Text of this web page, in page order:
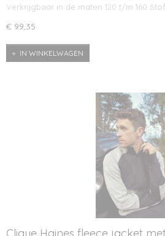
Verkrijgbaar in de maten 120 t/m 160
€ 99,35
IN WINKELWAGEN
Clique Haines fleece jacket